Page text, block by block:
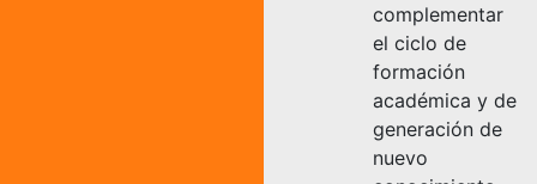
complementar
el ciclo de
formación
académica y de
generación de
nuevo